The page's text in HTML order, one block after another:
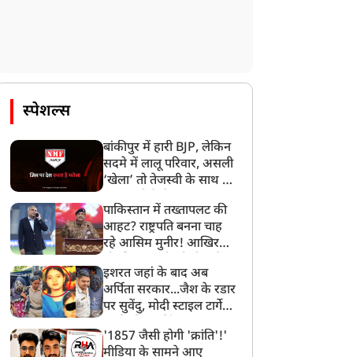
स्पेशल्स
बांकीपुर में हारी BJP, लेकिन
सदमे में लालू परिवार, असली
‘खेला’ तो तेजस्वी के साथ हो
पाकिस्तान में तख्तापलट की
आहट? राष्ट्रपति बनना चाह
रहे आसिम मुनीर! आखिर
बनाया मोहरा?
इशरत जहां के बाद अब
अर्पिता सरकार...जैश के रडार
पर सुवेंदु, मोदी स्टाइल टार्गेट
बड़ा एक्शन!
'1857 जैसी होगी 'क्रांति'!'
मीडिया के सामने आए